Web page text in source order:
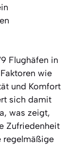
Flughäfen in
wie
und Komfort
sich damit
was zeigt,
Zufriedenheit
regelmäßige